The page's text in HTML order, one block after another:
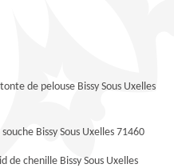
de pelouse Bissy Sous Uxelles
Bissy Sous Uxelles 71460
chenille Bissy Sous Uxelles